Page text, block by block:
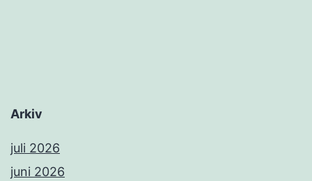
Arkiv
juli 2026
juni 2026